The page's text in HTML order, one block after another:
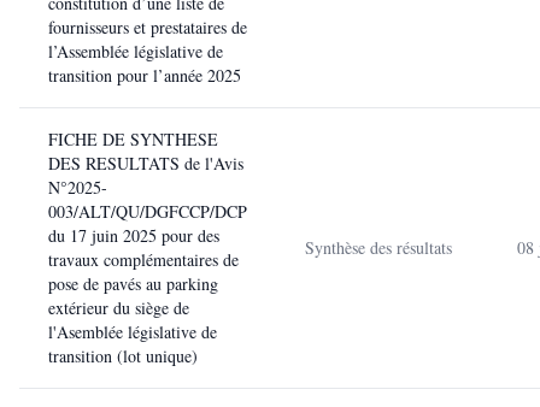
fournisseurs et prestataires de
l’Assemblée législative de
transition pour l’année 2025
FICHE DE SYNTHESE
DES RESULTATS de l'Avis
N°2025-
003/ALT/QU/DGFCCP/DCP
du 17 juin 2025 pour des
travaux complémentaires de
pose de pavés au parking
extérieur du siège de
l'Asemblée législative de
transition (lot unique)
Synthèse des résultats 08